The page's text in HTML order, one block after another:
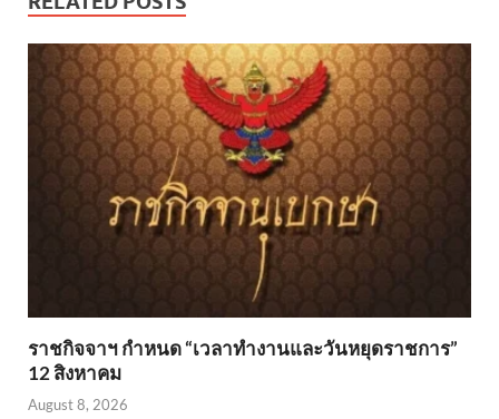
ราชกิจจาฯ กำหนด “เวลาทำงานและวันหยุดราชการ”
12 สิงหาคม
August 8, 2026